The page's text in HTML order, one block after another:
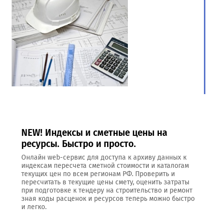
NEW! Индексы и сметные цены на
ресурсы. Быстро и просто.
Онлайн web-сервис для доступа к архиву данных к
индексам пересчета сметной стоимости и каталогам
текущих цен по всем регионам РФ. Проверить и
пересчитать в текущие цены смету, оценить затраты
при подготовке к тендеру на строительство и ремонт
зная коды расценок и ресурсов теперь можно быстро
и легко.